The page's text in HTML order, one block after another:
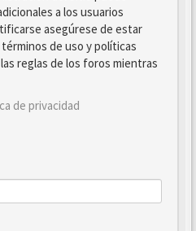
a los usuarios
asegúrese de estar
de uso y políticas
reglas de los foros mientras
de privacidad